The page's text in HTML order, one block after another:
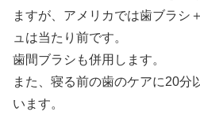
ますが、 アメリカでは歯ブラシ
ュは当たり前です。
歯間ブラシも併用します。
また、寝る前の歯のケアに20分
います。